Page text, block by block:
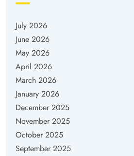
July 2026
June 2026
May 2026
April 2026
March 2026
January 2026
December 2025
November 2025
October 2025
September 2025